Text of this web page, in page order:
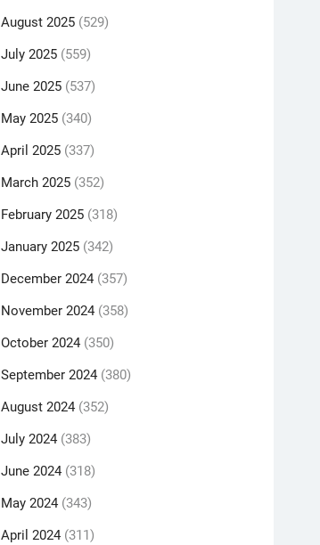
August 2025 (529)
July 2025 (559)
June 2025 (537)
May 2025 (340)
April 2025 (337)
March 2025 (352)
February 2025 (318)
January 2025 (342)
December 2024 (357)
November 2024 (358)
October 2024 (350)
September 2024 (380)
August 2024 (352)
July 2024 (383)
June 2024 (318)
May 2024 (343)
April 2024 (311)